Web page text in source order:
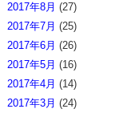
2017年8月 (27)
2017年7月 (25)
2017年6月 (26)
2017年5月 (16)
2017年4月 (14)
2017年3月 (24)